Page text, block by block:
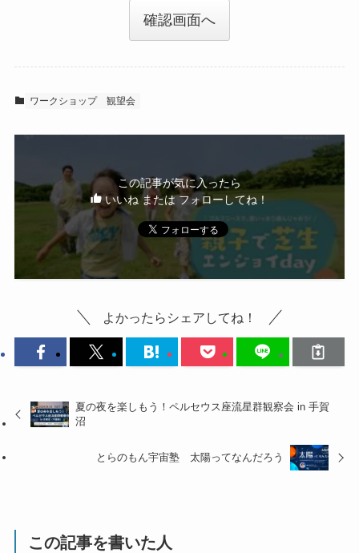
確認画面へ
ワークショップ 観望会
この記事が気に入ったら
いいね または フォローしてね！
よかったらシェアしてね！
夏の夜を楽しもう！ペルセウス座流星群観察会 in 手賀
沼
とらのもん宇宙塾 太陽ってなんだろう
この記事を書いた人